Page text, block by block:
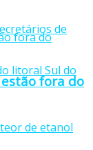
fora do